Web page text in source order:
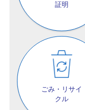
証明
ごみ・リサイ
クル